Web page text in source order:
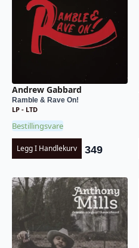
Andrew Gabbard
Ramble & Rave On!
LP - LTD
Bestillingsvare
Legg I Handlekurv 349